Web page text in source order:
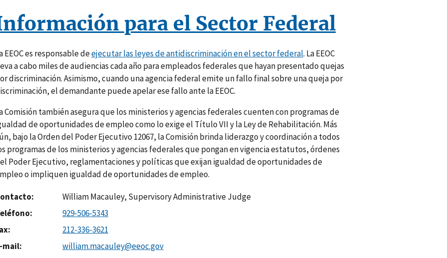
para el Sector Federal
EEOC es responsable deejecutar las leyes de antidiscriminación en el sector federal. La EEOC
a cabo miles de audiencias cada año para empleados federales que hayan presentado quejas
discriminación. Asimismo, cuando una agencia federal emite un fallo final sobre una queja por
el demandante puede apelar ese fallo ante la EEOC.
Comisión también asegura que los ministerios y agencias federales cuenten con programas de
de oportunidades de empleo como lo exige el Título VII y la Ley de Rehabilitación. Más
bajo la Orden del Poder Ejecutivo 12067, la Comisión brinda liderazgo y coordinación a todos
programas de los ministerios y agencias federales que pongan en vigencia estatutos, órdenes
Poder Ejecutivo, reglamentaciones y políticas que exijan igualdad de oportunidades de
o impliquen igualdad de oportunidades de empleo.
William Macauley, Supervisory Administrative Judge
929-506-5343
212-336-3621
mail
william.macauley@eeoc.gov